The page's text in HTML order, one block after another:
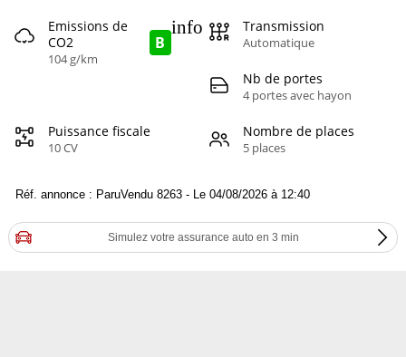
Emissions de
CO2
104 g/km
B
info Transmission
Automatique
Nb de portes
4 portes avec hayon
Puissance fiscale
10 CV
Nombre de places
5 places
Réf. annonce : ParuVendu 8263 - Le 04/08/2026 à 12:40
Simulez votre assurance auto en 3 min